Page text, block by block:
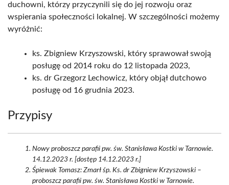
duchowni, którzy przyczynili się do jej rozwoju oraz
wspierania społeczności lokalnej. W szczególności możemy
wyróżnić:
ks. Zbigniew Krzyszowski, który sprawował swoją
posługę od 2014 roku do 12 listopada 2023,
ks. dr Grzegorz Lechowicz, który objął dutchowo
posługę od 16 grudnia 2023.
Przypisy
Nowy proboszcz parafii pw. św. Stanisława Kostki w Tarnowie.
14.12.2023 r. [dostęp 14.12.2023 r.]
Śpiewak Tomasz: Zmarł śp. Ks. dr Zbigniew Krzyszowski –
proboszcz parafii pw. św. Stanisława Kostki w Tarnowie.